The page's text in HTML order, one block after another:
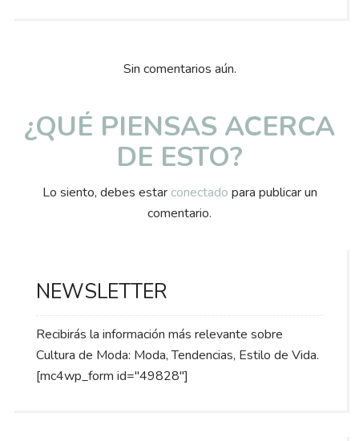
Sin comentarios aún.
¿QUÉ PIENSAS ACERCA
DE ESTO?
Lo siento, debes estar conectado para publicar un
comentario.
NEWSLETTER
Recibirás la información más relevante sobre
Cultura de Moda: Moda, Tendencias, Estilo de Vida.
[mc4wp_form id="49828"]